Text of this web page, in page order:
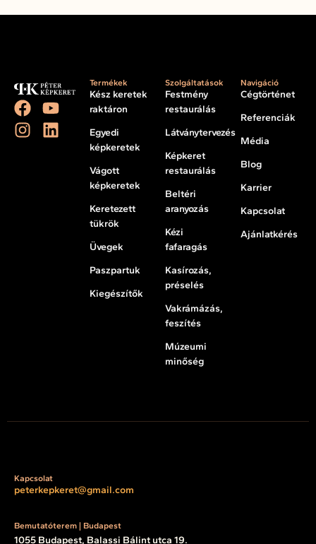
Termékek
Kész keretek
raktáron
Egyedi
képkeretek
Vágott
képkeretek
Keretezett
tükrök
Üvegek
Paszpartuk
Kiegészítők
Szolgáltatások
Festmény
restaurálás
Látványtervezés
Képkeret
restaurálás
Beltéri
aranyozás
Kézi
fafaragás
Kasírozás,
préselés
Vakrámázás,
feszítés
Múzeumi
minőség
Navigáció
Cégtörténet
Referenciák
Média
Blog
Karrier
Kapcsolat
Ajánlatkérés
Kapcsolat
peterkepkeret@gmail.com
Bemutatóterem | Budapest
1055 Budapest, Balassi Bálint utca 19.